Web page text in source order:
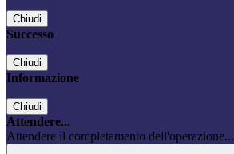
Chiudi
Successo
Chiudi
Informazione
Chiudi
Attendere...
Attendere il completamento dell'operazione...